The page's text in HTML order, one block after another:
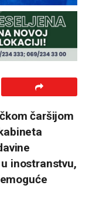
čaršijom
inostranstvu,